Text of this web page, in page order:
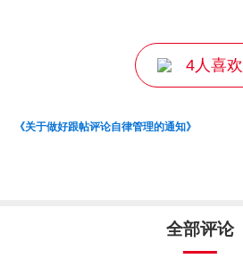
4人喜欢
《关于做好跟帖评论自律管理的通知》
全部评论